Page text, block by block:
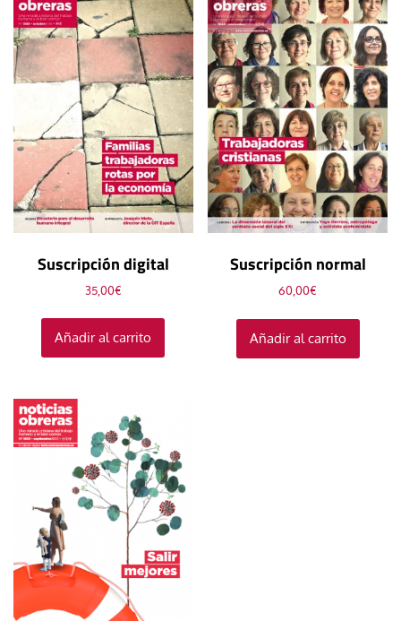
Suscripción digital
35,00€
Añadir al carrito
Suscripción normal
60,00€
Añadir al carrito